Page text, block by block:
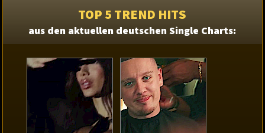
TOP 5 TREND HITS
aus den aktuellen deutschen Single Charts: